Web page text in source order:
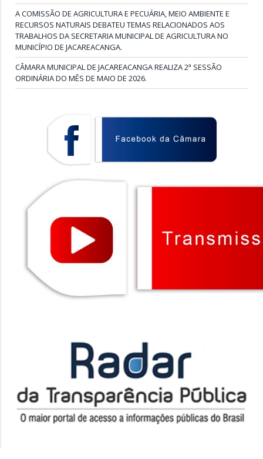
A COMISSÃO DE AGRICULTURA E PECUÁRIA, MEIO AMBIENTE E
RECURSOS NATURAIS DEBATEU TEMAS RELACIONADOS AOS
TRABALHOS DA SECRETARIA MUNICIPAL DE AGRICULTURA NO
MUNICÍPIO DE JACAREACANGA.
CÂMARA MUNICIPAL DE JACAREACANGA REALIZA 2ª SESSÃO
ORDINÁRIA DO MÊS DE MAIO DE 2026.